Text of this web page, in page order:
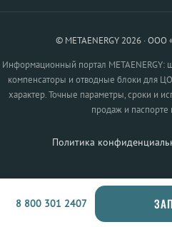
© METAENERGY 2026 ·
Информационный портал
компенсаторы и отводные блоки для
характер. Точные параметры, сроки и
продаж и паспорте
Политика
8 800 301 2407